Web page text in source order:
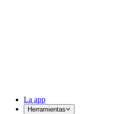
La app
Herramientas